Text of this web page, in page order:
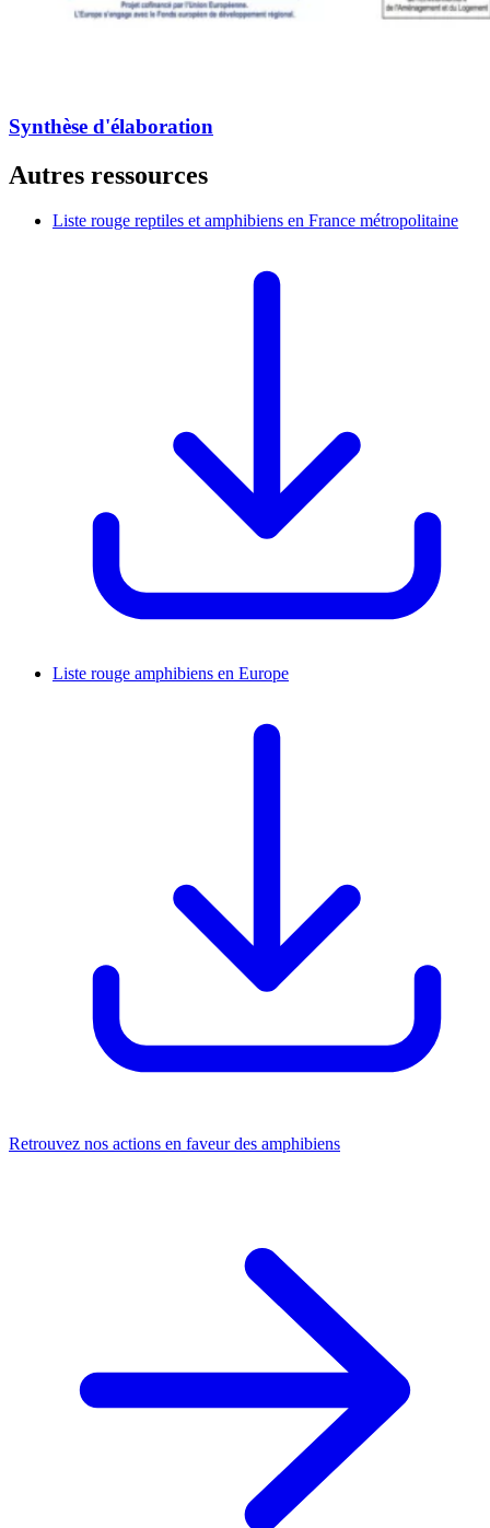
Synthèse d'élaboration
Autres ressources
Liste rouge reptiles et amphibiens en France métropolitaine
Liste rouge amphibiens en Europe
Retrouvez nos actions en faveur des amphibiens